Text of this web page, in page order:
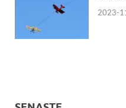
2023-